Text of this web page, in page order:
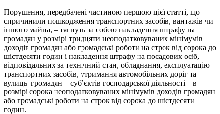
Порушення, передбачені частиною першою цієї статті, що
спричинили пошкодження транспортних засобів, вантажів чи
іншого майна, – тягнуть за собою накладення штрафу на
громадян у розмірі тридцяти неоподатковуваних мінімумів
доходів громадян або громадські роботи на строк від сорока до
шістдесяти годин і накладення штрафу на посадових осіб,
відповідальних за технічний стан, обладнання, експлуатацію
транспортних засобів, утримання автомобільних доріг та
вулиць, громадян – суб’єктів господарської діяльності – в
розмірі сорока неоподатковуваних мінімумів доходів громадян
або громадські роботи на строк від сорока до шістдесяти
годин.